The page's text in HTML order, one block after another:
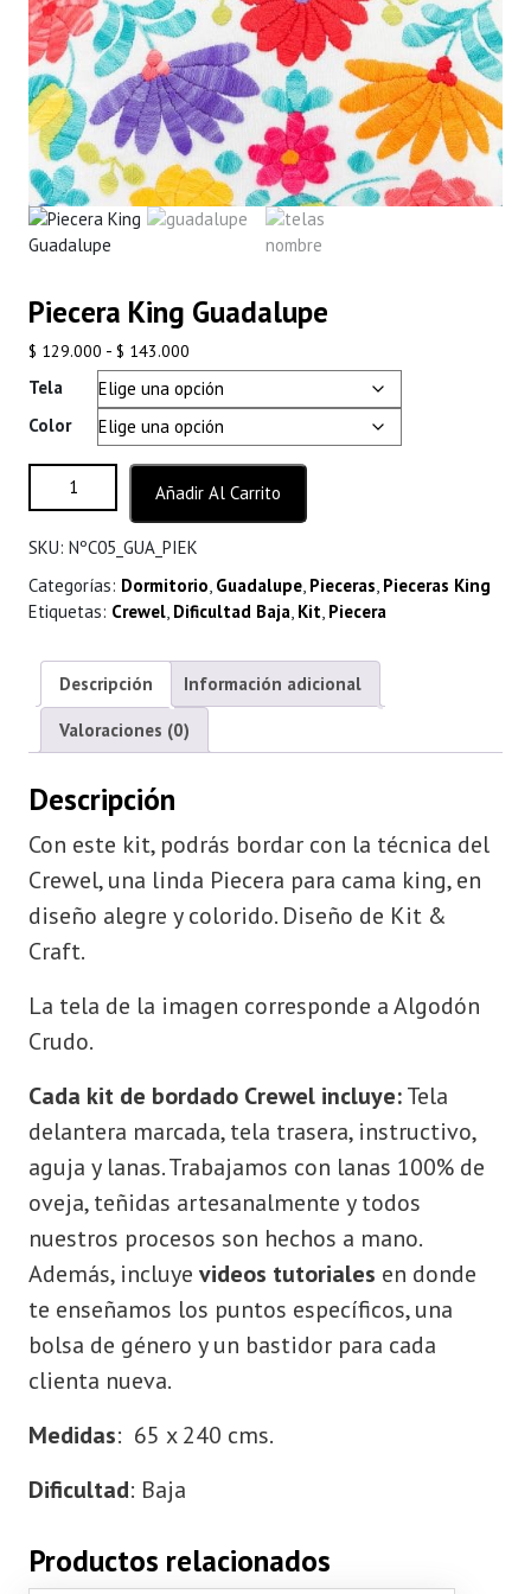
Piecera King Guadalupe
$ 129.000 - $ 143.000
de
precios:
desde
$ 129.000
hasta
$ 143.000
Tela
Color
Piecera King Guadalupe cantidad
Añadir Al Carrito
SKU: NºC05_GUA_PIEK
Categorías: Dormitorio, Guadalupe, Pieceras, Pieceras King
Etiquetas: Crewel, Dificultad Baja, Kit, Piecera
Descripción Información adicional
Valoraciones (0)
Descripción
Con este kit, podrás bordar con la técnica del
Crewel, una linda Piecera para cama king, en
diseño alegre y colorido. Diseño de Kit &
Craft.
La tela de la imagen corresponde a Algodón
Crudo.
Cada kit de bordado Crewel incluye:Tela
delantera marcada, tela trasera, instructivo,
aguja y lanas. Trabajamos con lanas 100% de
oveja, teñidas artesanalmente y todos
nuestros procesos son hechos a mano.
Además, incluye videos tutoriales en donde
te enseñamos los puntos específicos, una
bolsa de género y un bastidor para cada
clienta nueva.
Medidas: 65 x 240 cms.
Dificultad: Baja
Productos relacionados